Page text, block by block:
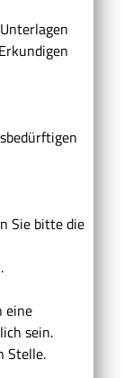
Sie bitte die
.
eine
sein.
Stelle.